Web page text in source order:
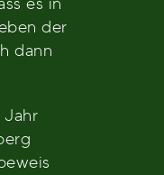
der
dann
Jahr